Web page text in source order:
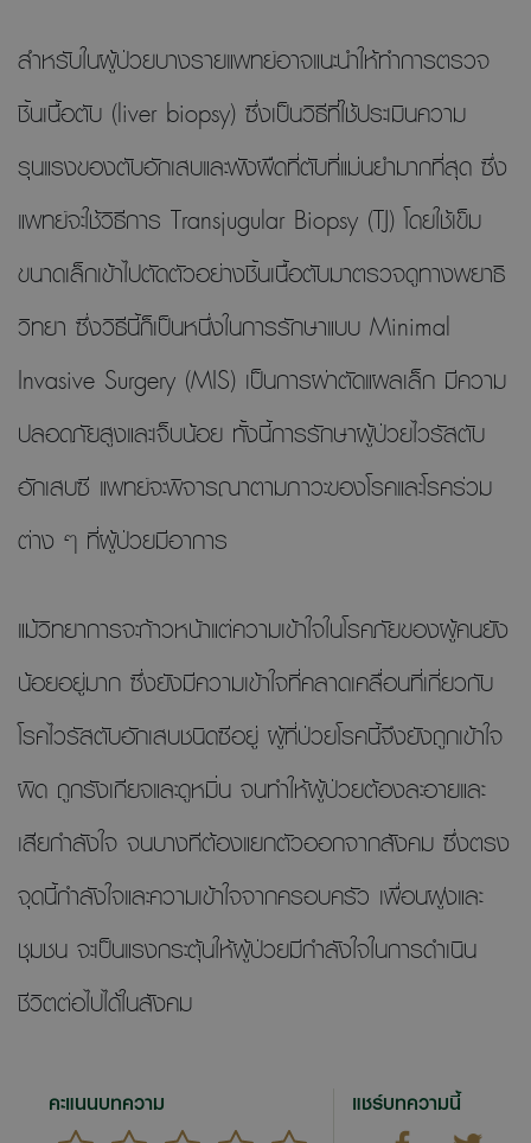
สำหรับในผู้ป่วยบางรายแพทย์อาจแนะนำให้ทำการตรวจ
ชิ้นเนื้อตับ (liver biopsy) ซึ่งเป็นวิธีที่ใช้ประเมินความ
รุนแรงของตับอักเสบและพังผืดที่ตับที่แม่นยำมากที่สุด ซึ่ง
แพทย์จะใช้วิธีการ Transjugular Biopsy (TJ) โดยใช้เข็ม
ขนาดเล็กเข้าไปตัดตัวอย่างชิ้นเนื้อตับมาตรวจดูทางพยาธิ
วิทยา ซึ่งวิธีนี้ก็เป็นหนึ่งในการรักษาแบบ Minimal
Invasive Surgery (MIS) เป็นการผ่าตัดแผลเล็ก มีความ
ปลอดภัยสูงและเจ็บน้อย ทั้งนี้การรักษาผู้ป่วยไวรัสตับ
อักเสบซี แพทย์จะพิจารณาตามภาวะของโรคและโรคร่วม
ต่าง ๆ ที่ผู้ป่วยมีอาการ
แม้วิทยาการจะก้าวหน้าแต่ความเข้าใจในโรคภัยของผู้คนยัง
น้อยอยู่มาก ซึ่งยังมีความเข้าใจที่คลาดเคลื่อนที่เกี่ยวกับ
โรคไวรัสตับอักเสบชนิดซีอยู่ ผู้ที่ป่วยโรคนี้จึงยังถูกเข้าใจ
ผิด ถูกรังเกียจและดูหมิ่น จนทำให้ผู้ป่วยต้องละอายและ
เสียกำลังใจ จนบางทีต้องแยกตัวออกจากสังคม ซึ่งตรง
จุดนี้กำลังใจและความเข้าใจจากครอบครัว เพื่อนฝูงและ
ชุมชน จะเป็นแรงกระตุ้นให้ผู้ป่วยมีกำลังใจในการดำเนิน
ชีวิตต่อไปได้ในสังคม
คะแนนบทความ แชร์บทความนี้